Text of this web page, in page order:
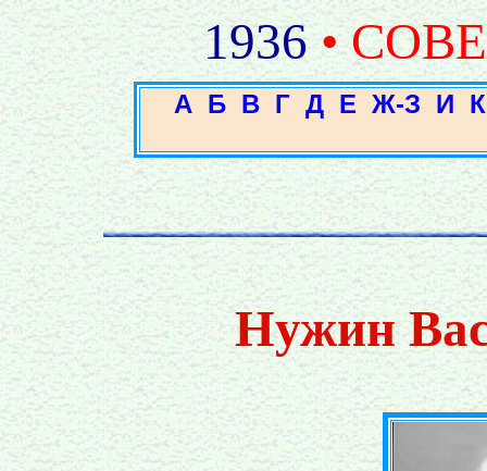
1936 •
А Б В Г Д Е Ж-З И К
Нужин